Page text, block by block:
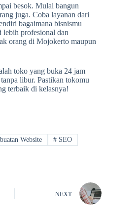
besok. Mulai bangun
juga. Coba layanan dari
bagaimana bisnismu
lebih profesional dan
orang di Mojokerto maupun
toko yang buka 24 jam
libur. Pastikan tokomu
terbaik di kelasnya!
Website # SEO
NEXT